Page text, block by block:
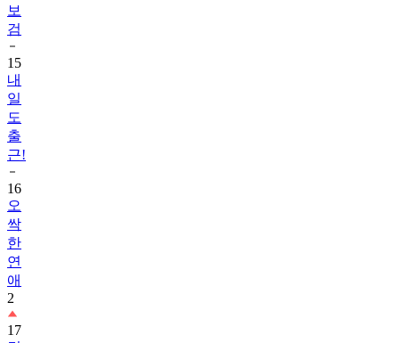
보
검
15
내
일
도
출
근!
16
오
싹
한
연
애
2
17